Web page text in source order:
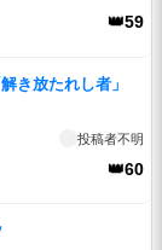
👑59
き放たれし者」
投稿者不明
👑60